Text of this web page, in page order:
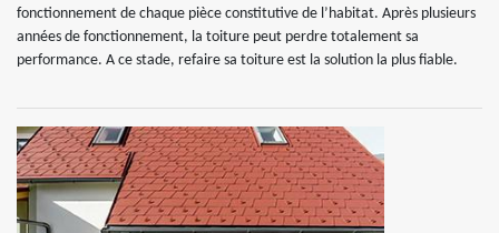
fonctionnement de chaque pièce constitutive de l’habitat. Après plusieurs
années de fonctionnement, la toiture peut perdre totalement sa
performance. A ce stade, refaire sa toiture est la solution la plus fiable.